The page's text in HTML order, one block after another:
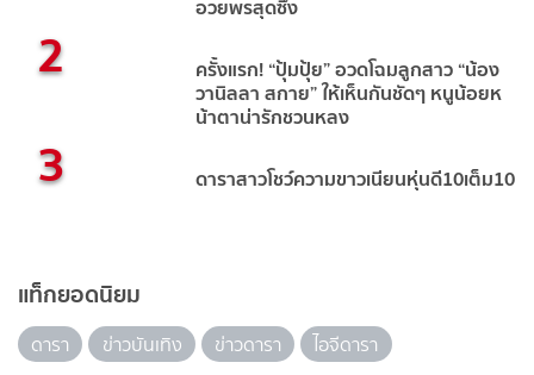
อวยพรสุดซึ้ง
2 ครั้งแรก! “ปุ้มปุ้ย” อวดโฉมลูกสาว “น้อง
วานิลลา สกาย” ให้เห็นกันชัดๆ หนูน้อยห
น้าตาน่ารักชวนหลง
3 ดาราสาวโชว์ความขาวเนียนหุ่นดี10เต็ม10
แท็กยอดนิยม
ดารา ข่าวบันเทิง ข่าวดารา
ไอจีดารา